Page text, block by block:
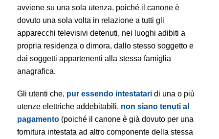
avviene su una sola utenza, poiché il canone è
dovuto una sola volta in relazione a tutti gli
apparecchi televisivi detenuti, nei luoghi adibiti a
propria residenza o dimora, dallo stesso soggetto e
dai soggetti appartenenti alla stessa famiglia
anagrafica.
Gli utenti che, pur essendo intestatari di una o più
utenze elettriche addebitabili, non siano tenuti al
pagamento (poiché il canone è già dovuto per una
fornitura intestata ad altro componente della stessa